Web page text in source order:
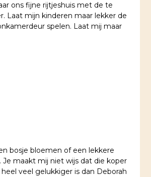
ons fijne rijtjeshuis met de te
Laat mijn kinderen maar lekker de
spelen. Laat mij maar
bosje bloemen of een lekkere
Je maakt mij niet wijs dat die koper
veel gelukkiger is dan Deborah